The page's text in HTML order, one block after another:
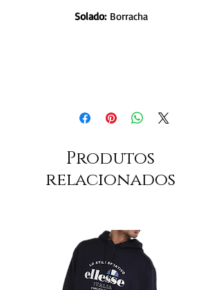
Solado:Borracha
Produtos
relacionados